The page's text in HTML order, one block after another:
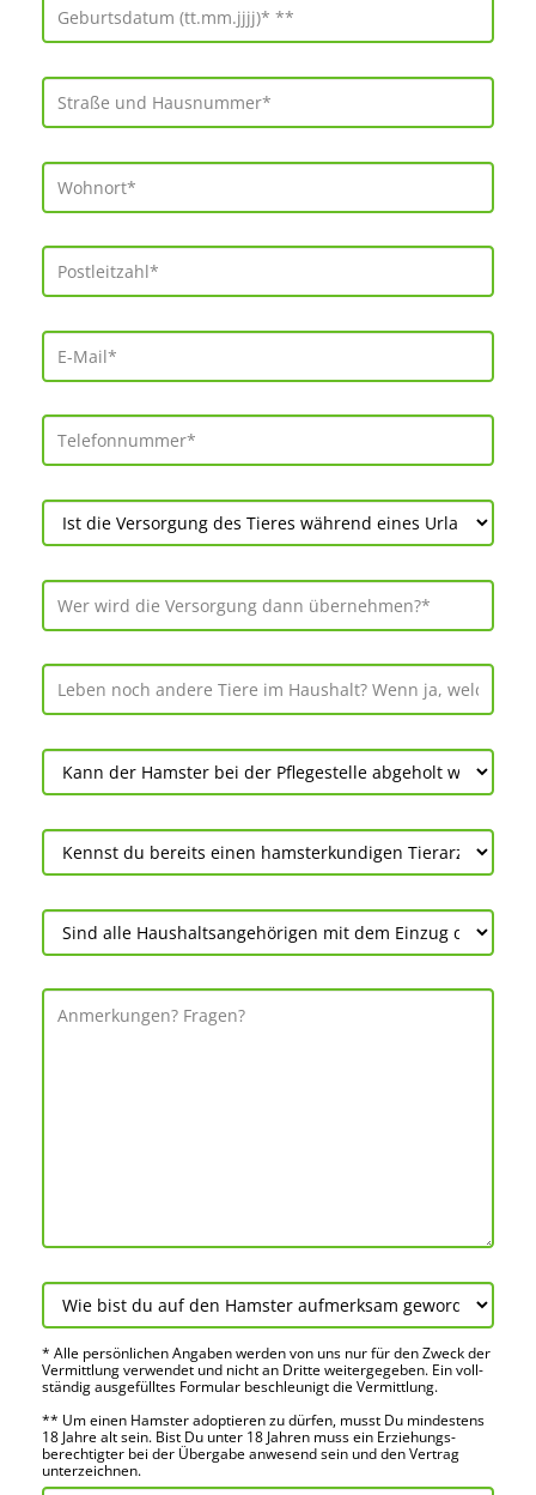
* Alle persön­lichen Angaben werden von uns nur für den Zweck der
Vermitt­lung verwendet und nicht an Dritte weiter­gegeben. Ein voll­
ständig ausge­fülltes Formular beschleu­nigt die Vermitt­lung.
** Um einen Hamster adoptieren zu dürfen, musst Du mindes­tens
18 Jahre alt sein. Bist Du unter 18 Jahren muss ein Erziehungs­
berechtigter bei der Über­gabe anwes­end sein und den Vertrag
unter­zeichnen.